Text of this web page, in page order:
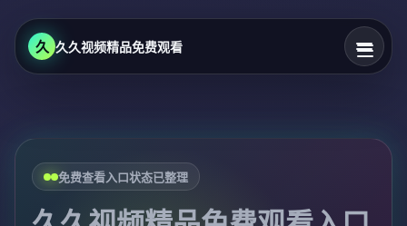
久 久久视频精品免费观看
免费查看入口状态已整理